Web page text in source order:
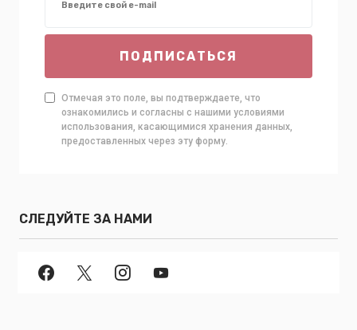
ПОДПИСАТЬСЯ
Отмечая это поле, вы подтверждаете, что
ознакомились и согласны с нашими условиями
использования, касающимися хранения данных,
предоставленных через эту форму.
СЛЕДУЙТЕ ЗА НАМИ